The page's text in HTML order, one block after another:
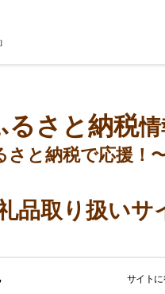
るさと納税情
さと納税で応援！
品取り扱いサ
サイトに